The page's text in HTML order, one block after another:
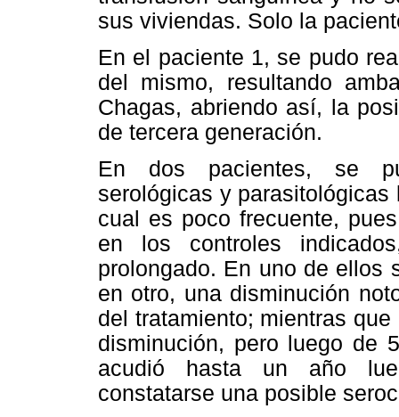
sus viviendas. Solo la
En el paciente 1, se pudo
del mismo, resultando
Chagas, abriendo así, la
de tercera generación.
En dos pacientes, se
serológicas y
cual es poco frecuente,
en los controles
prolongado. En uno de ellos
en otro, una disminución
del tratamiento; mientras
disminución, pero luego de
acudió hasta un año
constatarse una posible